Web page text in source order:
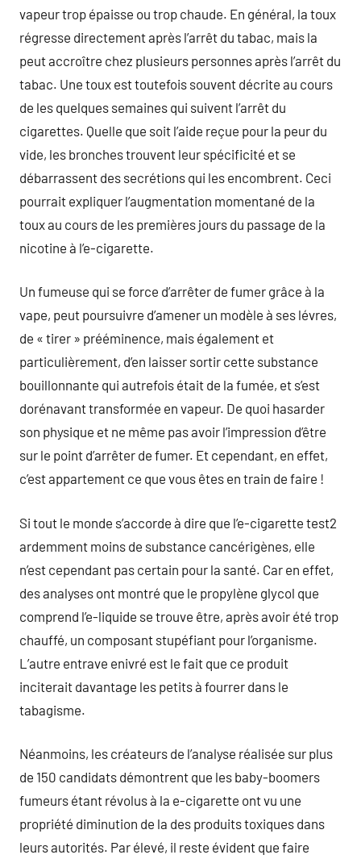
vapeur trop épaisse ou trop chaude. En général, la toux
régresse directement après l’arrêt du tabac, mais la
peut accroître chez plusieurs personnes après l’arrêt du
tabac. Une toux est toutefois souvent décrite au cours
de les quelques semaines qui suivent l’arrêt du
cigarettes. Quelle que soit l’aide reçue pour la peur du
vide, les bronches trouvent leur spécificité et se
débarrassent des secrétions qui les encombrent. Ceci
pourrait expliquer l’augmentation momentané de la
toux au cours de les premières jours du passage de la
nicotine à l’e-cigarette.
Un fumeuse qui se force d’arrêter de fumer grâce à la
vape, peut poursuivre d’amener un modèle à ses lévres,
de « tirer » prééminence, mais également et
particulièrement, d’en laisser sortir cette substance
bouillonnante qui autrefois était de la fumée, et s’est
dorénavant transformée en vapeur. De quoi hasarder
son physique et ne même pas avoir l’impression d’être
sur le point d’arrêter de fumer. Et cependant, en effet,
c’est appartement ce que vous êtes en train de faire !
Si tout le monde s’accorde à dire que l’e-cigarette test2
ardemment moins de substance cancérigènes, elle
n’est cependant pas certain pour la santé. Car en effet,
des analyses ont montré que le propylène glycol que
comprend l’e-liquide se trouve être, après avoir été trop
chauffé, un composant stupéfiant pour l’organisme.
L’autre entrave enivré est le fait que ce produit
inciterait davantage les petits à fourrer dans le
tabagisme.
Néanmoins, les créateurs de l’analyse réalisée sur plus
de 150 candidats démontrent que les baby-boomers
fumeurs étant révolus à la e-cigarette ont vu une
propriété diminution de la des produits toxiques dans
leurs autorités. Par élevé, il reste évident que faire